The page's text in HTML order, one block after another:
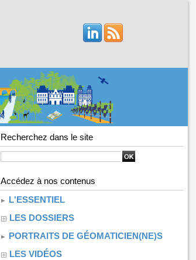
Recherchez dans le site
Accédez à nos contenus
L'ESSENTIEL
LES DOSSIERS
PORTRAITS DE GÉOMATICIEN(NE)S
LES VIDÉOS